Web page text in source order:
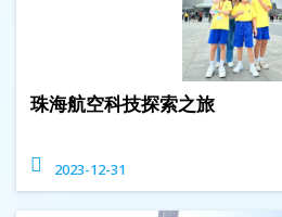
珠海航空科技探索之旅
2023-12-31